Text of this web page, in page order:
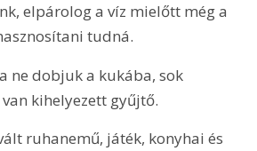
elpárolog a víz mielőtt még a
tudná.
ne dobjuk a kukába, sok
kihelyezett gyűjtő.
ruhanemű, játék, konyhai és